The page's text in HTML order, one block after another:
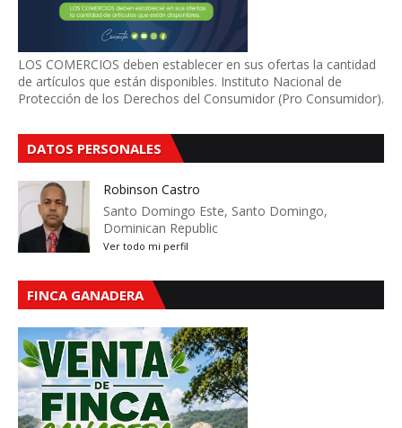
LOS COMERCIOS deben establecer en sus ofertas la cantidad
de artículos que están disponibles. Instituto Nacional de
Protección de los Derechos del Consumidor (Pro Consumidor).
DATOS PERSONALES
Robinson Castro
Santo Domingo Este, Santo Domingo,
Dominican Republic
Ver todo mi perfil
FINCA GANADERA